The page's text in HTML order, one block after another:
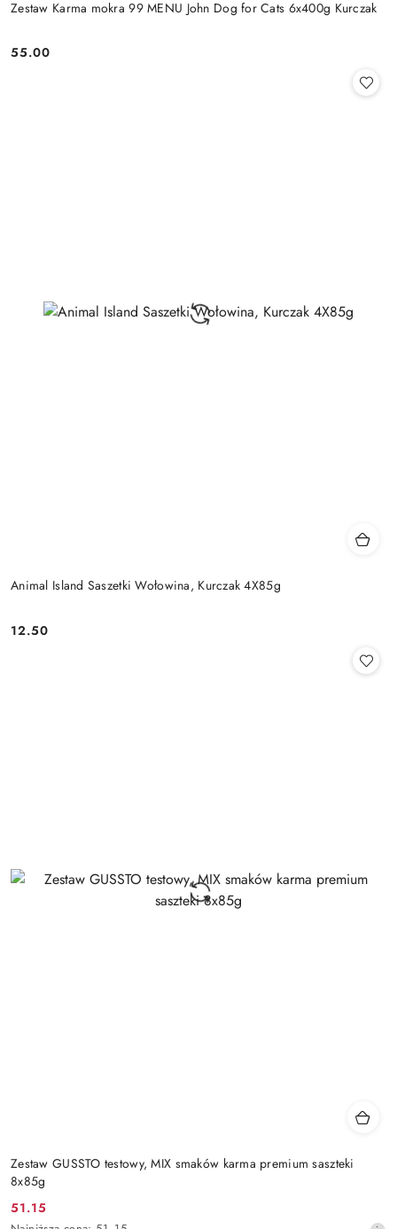
Zestaw Karma mokra 99 MENU John Dog for Cats 6x400g Kurczak
Cena:
55.00
Animal Island Saszetki Wołowina, Kurczak 4X85g
Cena:
12.50
Zestaw GUSSTO testowy, MIX smaków karma premium saszteki
8x85g
Cena
51.15